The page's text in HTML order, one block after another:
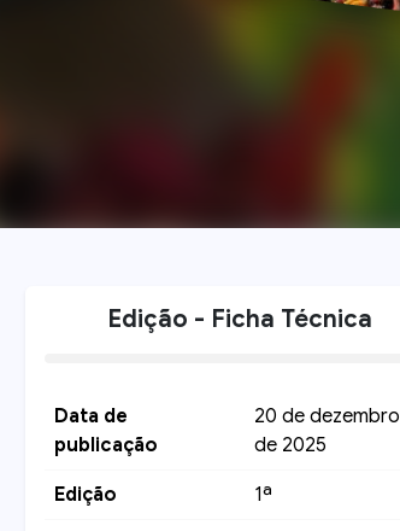
Edição - Ficha Técnica
Data de
publicação
20 de dezembro
de 2025
Edição 1ª